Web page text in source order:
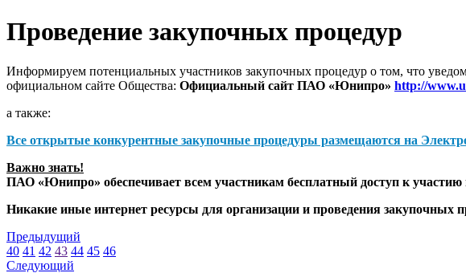
Проведение закупочных процедур
Информируем потенциальных участников закупочных процедур о том, что
официальном сайте Общества: Официальный сайт ПАО «Юнипро» http://
а также:
Все открытые конкурентные закупочные процедуры размещаются на
Важно знать!
ПАО «Юнипро» обеспечивает всем участникам бесплатный доступ к
Никакие иные интернет ресурсы для организации и проведения
Предыдущий
40 41 42 43 44 45 46
Следующий